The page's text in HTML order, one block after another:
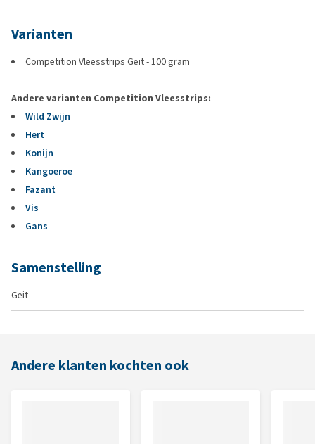
Varianten
Competition Vleesstrips Geit - 100 gram
Andere varianten Competition Vleesstrips:
Wild Zwijn
Hert
Konijn
Kangoeroe
Fazant
Vis
Gans
Samenstelling
Geit
Andere klanten kochten ook